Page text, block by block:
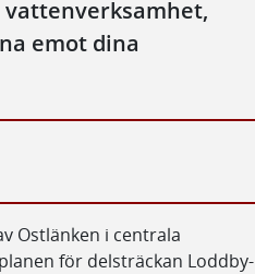
emot dina
Ostlänken i centrala
för delsträckan Loddby-